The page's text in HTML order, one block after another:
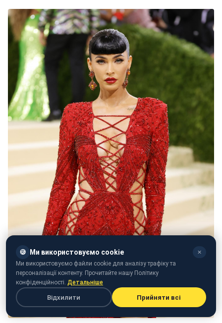
🍪 Ми використовуємо cookie ✕
Ми використовуємо файли cookie для аналізу трафіку та
персоналізації контенту. Прочитайте нашу Політику
конфіденційності. Детальніше
Відхилити Прийняти всі